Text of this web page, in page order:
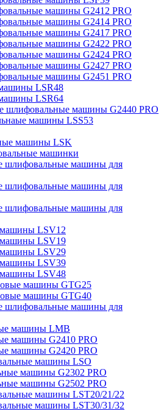
машины G2412 PRO
машины G2414 PRO
машины G2417 PRO
машины G2422 PRO
машины G2424 PRO
машины G2427 PRO
машины G2451 PRO
LSR48
LSR64
шлифовальные машины G2440 PRO
машины LSS53
машины LSK
машинки
шлифовальные машины для
шлифовальные машины для
шлифовальные машины для
LSV12
LSV19
LSV29
LSV39
LSV48
машины GTG25
машины GTG40
шлифовальные машины для
машины LMB
машины G2410 PRO
машины G2420 PRO
машины LSO
машины G2302 PRO
машины G2502 PRO
машины LST20/21/22
машины LST30/31/32